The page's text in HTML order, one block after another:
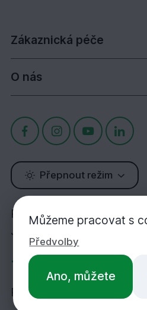
Zákaznická péče
O nás
Přepnout režim
Potřebujete poradit?
Jsme tu pro Vás!
+420 283 933 452
PO-PÁ 7:00-16:30
Můžeme pracovat s
Předvolby
Ano, můžete